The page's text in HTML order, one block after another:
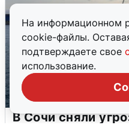
На информационном
cookie-файлы.
подтверждаете свое
использование.
В Сочи сняли